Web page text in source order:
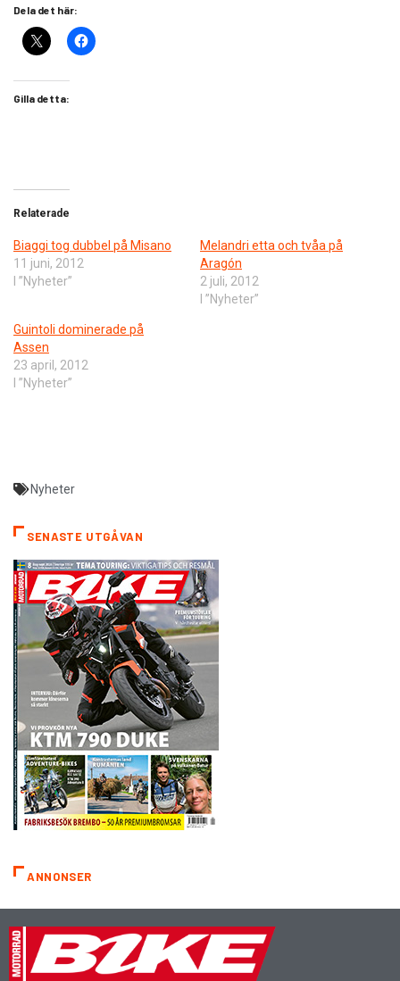
Dela det här:
Gilla detta:
Relaterade
Biaggi tog dubbel på Misano
11 juni, 2012
I ”Nyheter”
Melandri etta och tvåa på
Aragón
2 juli, 2012
I ”Nyheter”
Guintoli dominerade på
Assen
23 april, 2012
I ”Nyheter”
Nyheter
SENASTE UTGÅVAN
ANNONSER